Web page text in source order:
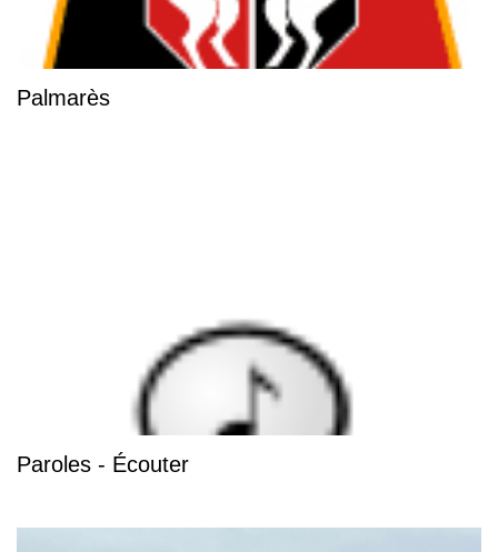
Palmarès
Paroles - Écouter